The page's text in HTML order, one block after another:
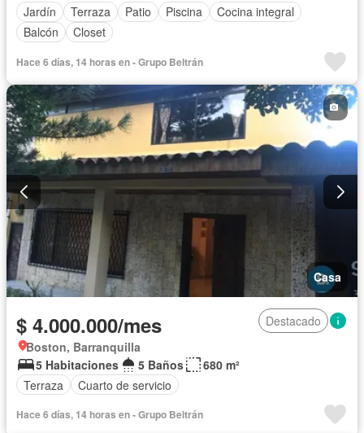
Jardín
Terraza Patio Piscina
Cocina integral
Balcón
Closet
Hace 6 días, 14 horas en - Grupo Beltrán
Casa
$ 4.000.000/mes
Destacado
Boston, Barranquilla
5 Habitaciones
5 Baños
680 m²
Terraza
Cuarto de servicio
Hace 6 días, 14 horas en - Grupo Beltrán